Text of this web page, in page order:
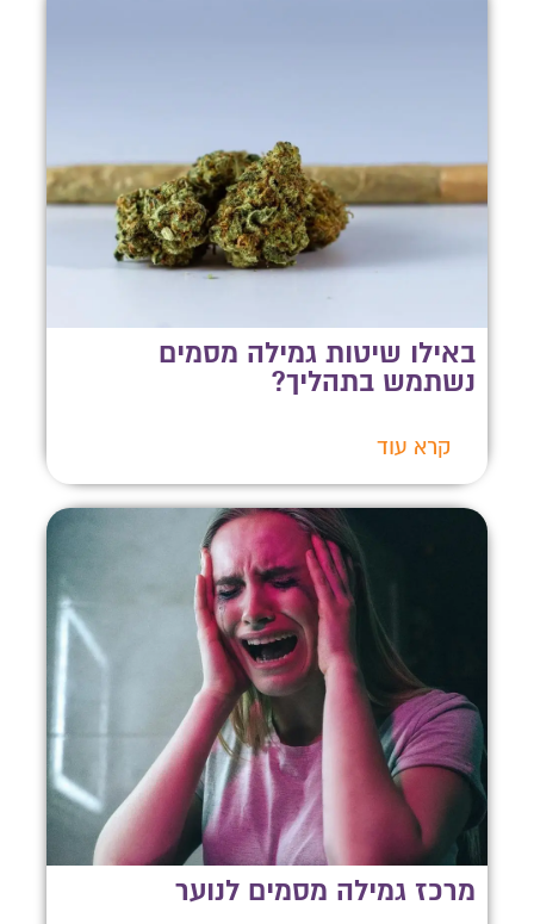
באילו שיטות גמילה מסמים
נשתמש בתהליך?
קרא עוד
מרכז גמילה מסמים לנוער